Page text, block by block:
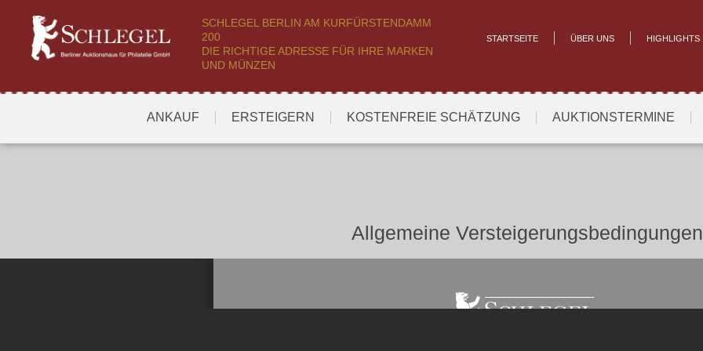
SCHLEGEL BERLIN AM KURFÜRSTENDAMM
200
DIE RICHTIGE ADRESSE FÜR IHRE MARKEN
UND MÜNZEN
STARTSEITE ÜBER UNS HIGHLIGHTS
ANKAUF ERSTEIGERN KOSTENFREIE SCHÄTZUNG AUKTIONSTERMINE
Allgemeine Versteigerungsbedingungen